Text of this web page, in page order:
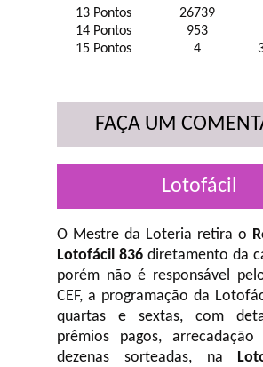
13 Pontos
26739
14 Pontos
953
15 Pontos
4
FAÇA UM
Lotofácil
O Mestre da Loteria retira o
Lotofácil 836 diretamento da
porém não é responsável
CEF, a programação da
quartas e sextas, com
prêmios pagos,
dezenas sorteadas, na